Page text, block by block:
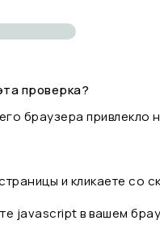
проверка?
браузера привлекло
и кликаете
javascript в вашем